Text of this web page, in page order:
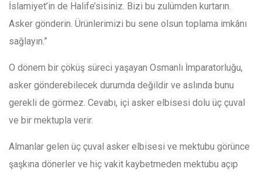
İslamiyet’in de Halife’sisiniz. Bizi bu zulümden kurtarın.
Asker gönderin. Ürünlerimizi bu sene olsun toplama imkânı
sağlayın.”
O dönem bir çöküş süreci yaşayan Osmanlı İmparatorluğu,
asker gönderebilecek durumda değildir ve aslında bunu
gerekli de görmez. Cevabı, içi asker elbisesi dolu üç çuval
ve bir mektupla verir.
Almanlar gelen üç çuval asker elbisesi ve mektubu görünce
şaşkına dönerler ve hiç vakit kaybetmeden mektubu açıp